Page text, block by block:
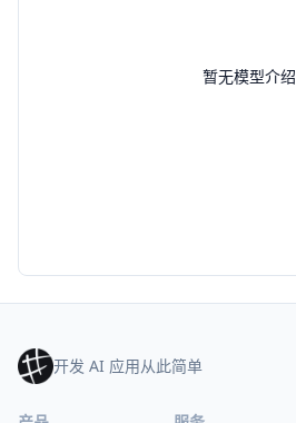
暂无模型介绍
开发 AI 应用从此简单